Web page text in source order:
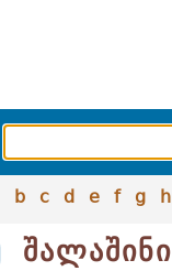
b c d e f g h
შალაშინი